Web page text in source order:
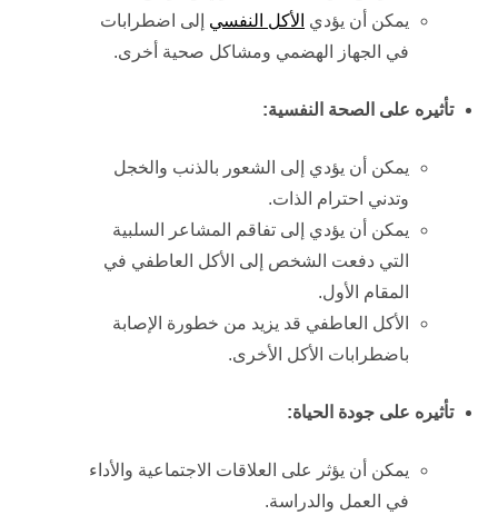
يمكن أن يؤدي الأكل النفسي إلى اضطرابات
في الجهاز الهضمي ومشاكل صحية أخرى.
تأثيره على الصحة النفسية:
يمكن أن يؤدي إلى الشعور بالذنب والخجل
وتدني احترام الذات.
يمكن أن يؤدي إلى تفاقم المشاعر السلبية
التي دفعت الشخص إلى الأكل العاطفي في
المقام الأول.
الأكل العاطفي قد يزيد من خطورة الإصابة
باضطرابات الأكل الأخرى.
تأثيره على جودة الحياة:
يمكن أن يؤثر على العلاقات الاجتماعية والأداء
في العمل والدراسة.